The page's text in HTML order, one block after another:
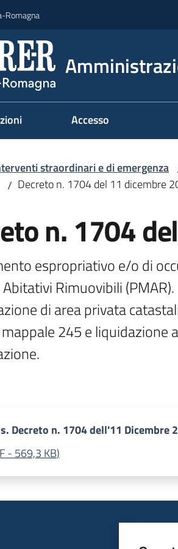
Romagna
Accesso
straordinari e di emergenza
/ Decreto n. 1704 del 11 dicembre
n. 1704
espropriativo e/o di
Rimuovibili (PMAR).
di area privata
245 e liquidazione
Decreto n. 1704 dell'11 Dicembre
- 569,3 KB)